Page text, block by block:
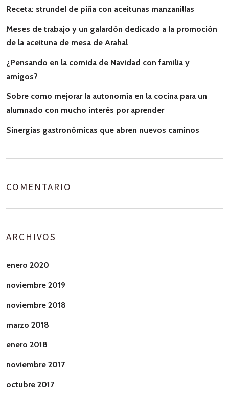
Receta: strundel de piña con aceitunas manzanillas
Meses de trabajo y un galardón dedicado a la promoción
de la aceituna de mesa de Arahal
¿Pensando en la comida de Navidad con familia y
amigos?
Sobre como mejorar la autonomía en la cocina para un
alumnado con mucho interés por aprender
Sinergias gastronómicas que abren nuevos caminos
COMENTARIO
ARCHIVOS
enero 2020
noviembre 2019
noviembre 2018
marzo 2018
enero 2018
noviembre 2017
octubre 2017